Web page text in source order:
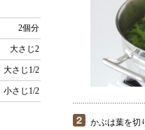
2個分
大さじ2
大さじ1/2
小さじ1/2
かぶは葉を切